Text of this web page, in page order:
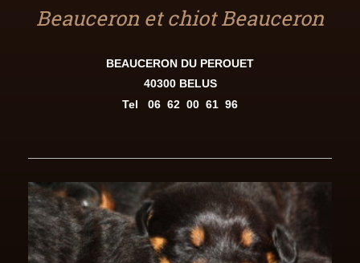
Beauceron et chiot Beauceron
BEAUCERON DU PEROUET
40300 BELUS
Tel
06 62 00 61 96